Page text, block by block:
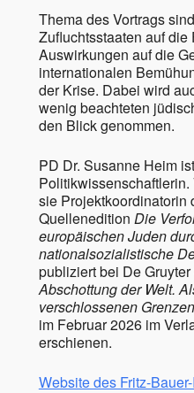
Thema des Vortrags
Zufluchtsstaaten auf
Auswirkungen auf die
internationalen
der Krise. Dabei wird
wenig beachteten
den Blick genommen.
PD Dr. Susanne Heim
sie Projektkoordinatorin
Quellenedition Die
europäischen Juden
nationalsozialistische
publiziert bei De
Abschottung der Welt.
verschlossenen
im Februar 2026 im
erschienen.
Website des Fritz-